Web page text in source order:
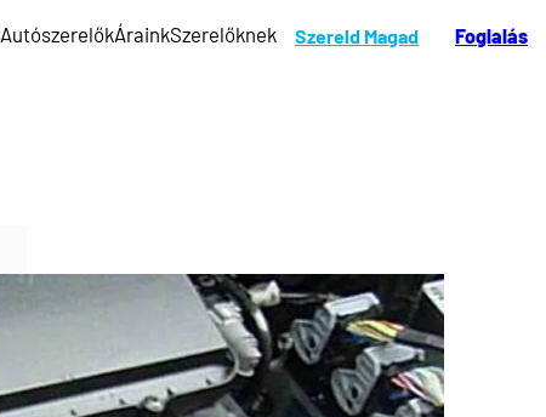
AutószerelőkÁrainkSzerelőknek Szereld Magad Foglalás